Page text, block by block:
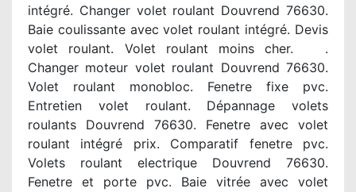
intégré. Changer volet roulant Douvrend 76630.
Baie coulissante avec volet roulant intégré. Devis
volet roulant. Volet roulant moins cher. .
Changer moteur volet roulant Douvrend 76630.
Volet roulant monobloc. Fenetre fixe pvc.
Entretien volet roulant. Dépannage volets
roulants Douvrend 76630. Fenetre avec volet
roulant intégré prix. Comparatif fenetre pvc.
Volets roulant electrique Douvrend 76630.
Fenetre et porte pvc. Baie vitrée avec volet